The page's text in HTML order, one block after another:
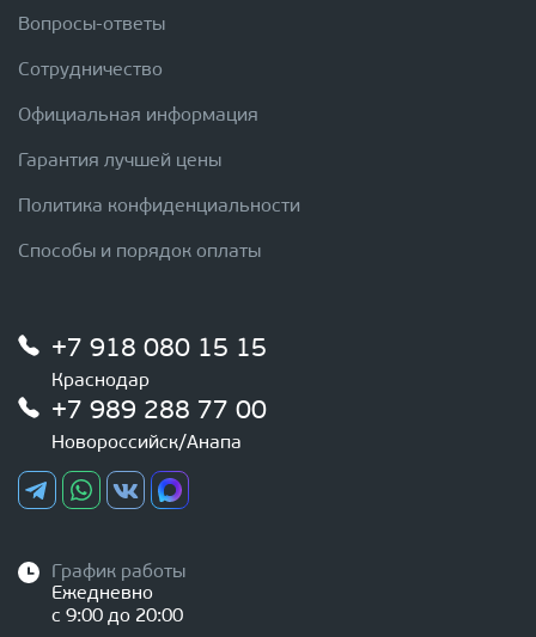
Вопросы-ответы
Сотрудничество
Официальная информация
Гарантия лучшей цены
Политика конфиденциальности
Способы и порядок оплаты
+7 918 080 15 15
Краснодар
+7 989 288 77 00
Новороссийск/Анапа
График работы
Ежедневно
с 9:00 до 20:00